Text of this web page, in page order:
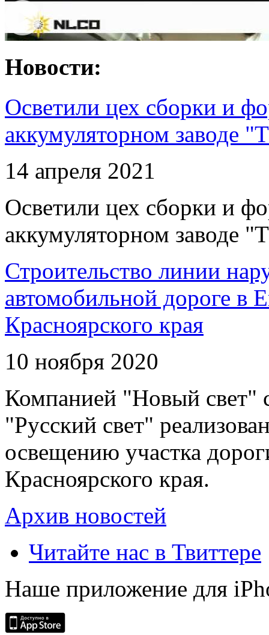
Новости:
Осветили цех сборки и
аккумуляторном заводе
14 апреля 2021
Осветили цех сборки и
аккумуляторном заводе
Строительство линии
автомобильной дороге в
Красноярского края
10 ноября 2020
Компанией "Новый свет"
"Русский свет"
освещению участка
Красноярского края.
Архив новостей
Читайте нас в Твиттере
Наше приложение для